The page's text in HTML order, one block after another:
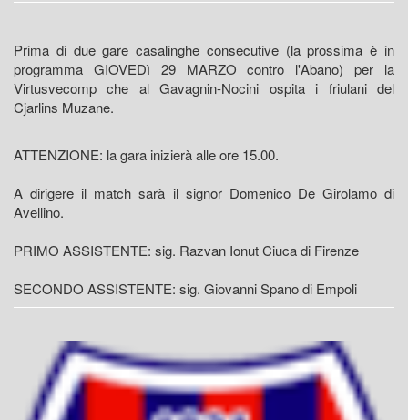
Prima di due gare casalinghe consecutive (la prossima è in
programma GIOVEDì 29 MARZO contro l'Abano) per la
Virtusvecomp che al Gavagnin-Nocini ospita i friulani del
Cjarlins Muzane.
ATTENZIONE: la gara inizierà alle ore 15.00.
A dirigere il match sarà il signor Domenico De Girolamo di
Avellino.
PRIMO ASSISTENTE: sig. Razvan Ionut Ciuca di Firenze
SECONDO ASSISTENTE: sig. Giovanni Spano di Empoli